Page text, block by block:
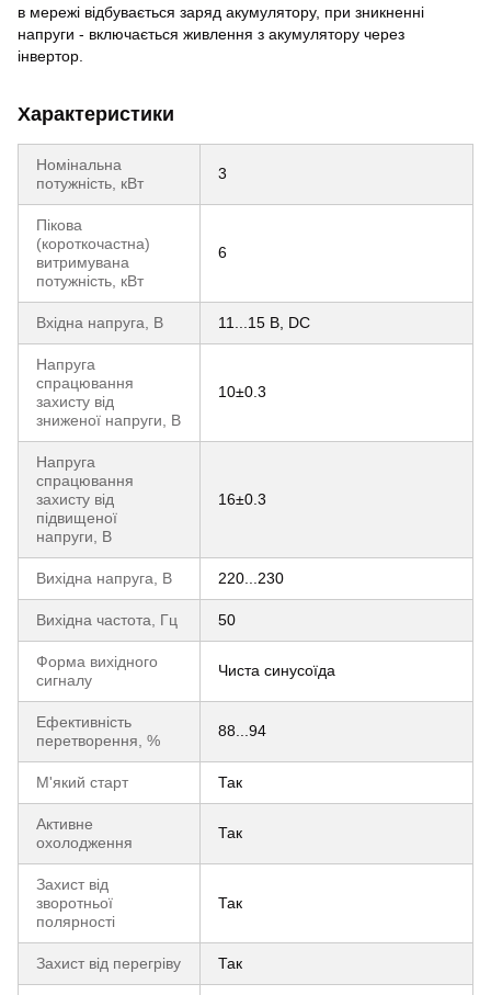
в мережі відбувається заряд акумулятору, при зникненні
напруги - включається живлення з акумулятору через
інвертор.
Характеристики
Номінальна
потужність, кВт
3
Пікова
(короткочастна)
витримувана
потужність, кВт
6
Вхідна напруга, В 11...15 В, DC
Напруга
спрацювання
захисту від
зниженої напруги, В
10±0.3
Напруга
спрацювання
захисту від
підвищеної
напруги, В
16±0.3
Вихідна напруга, В 220...230
Вихідна частота, Гц 50
Форма вихідного
сигналу
Чиста синусоїда
Ефективність
перетворення, %
88...94
М'який старт Так
Активне
охолодження
Так
Захист від
зворотньої
полярності
Так
Захист від перегріву Так